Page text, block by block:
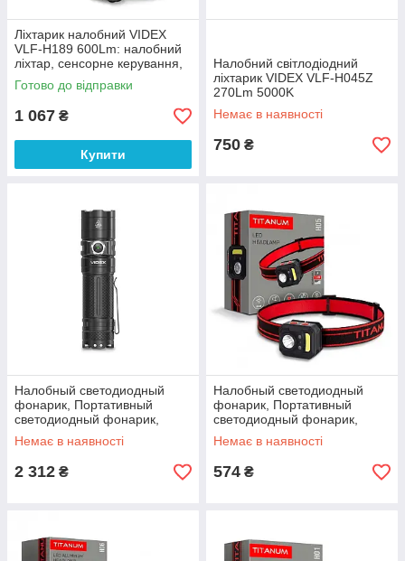
Ліхтарик налобний VIDEX
VLF-H189 600Lm: налобний
ліхтар, сенсорне керування,
USB-C
Готово до відправки
1 067 ₴
Купити
Налобний світлодіодний
ліхтарик VIDEX VLF-H045Z
270Lm 5000K
Немає в наявності
750 ₴
Налобный светодиодный
фонарик, Портативный
светодиодный фонарик,
Мощный светодиодный
фонарик, Компактный
Немає в наявності
2 312 ₴
Налобный светодиодный
фонарик, Портативный
светодиодный фонарик,
Мощный светодиодный
фонарик, Компактный
Немає в наявності
574 ₴